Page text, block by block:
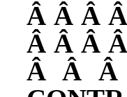
Â Â Â
Â Â Â
Â Â